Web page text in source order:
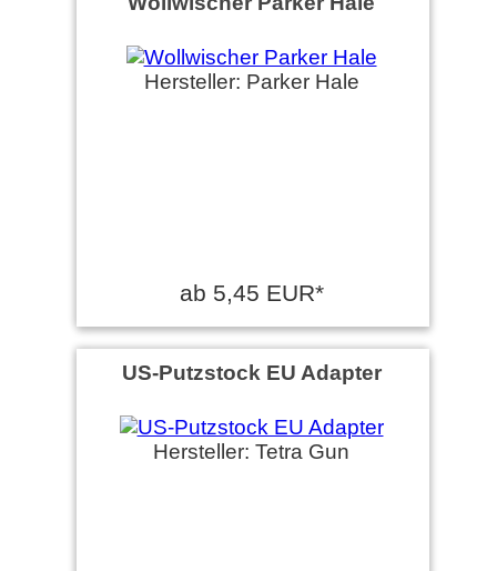
Hersteller: Parker Hale
ab 5,45 EUR*
US-Putzstock EU Adapter
Hersteller: Tetra Gun